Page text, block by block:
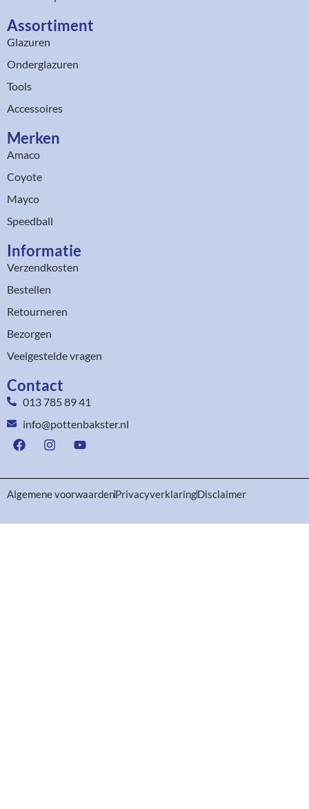
Assortiment​
Glazuren
Onderglazuren
Tools
Accessoires
Merken
Amaco
Coyote
Mayco
Speedball
Informatie
Verzendkosten
Bestellen
Retourneren
Bezorgen
Veelgestelde vragen
Contact
013 785 89 41
info@pottenbakster.nl
Algemene voorwaardenPrivacyverklaringDisclaimer